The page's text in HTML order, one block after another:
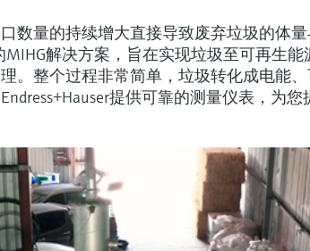
数量的持续增大直接导致废弃垃圾的体
解决方案，旨在实现垃圾至可再生能
。整个过程非常简单，垃圾转化成电能
提供可靠的测量仪表，为您